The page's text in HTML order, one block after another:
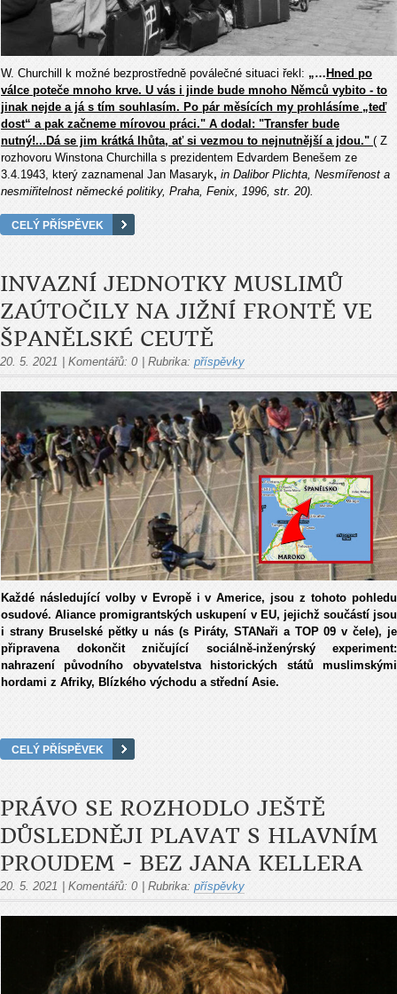
W. Churchill k možné bezprostředně poválečné situaci řekl: „… Hned po
válce poteče mnoho krve. U vás i jinde bude mnoho Němců vybito - to
jinak nejde a já s tím souhlasím. Po pár měsících my prohlásíme „teď
dost“ a pak začneme mírovou práci." A dodal: "Transfer bude
nutný!...Dá se jim krátká lhůta, ať si vezmou to nejnutnější a jdou." ( Z
rozhovoru Winstona Churchilla s prezidentem Edvardem Benešem ze
3.4.1943, který zaznamenal Jan Masaryk, in Dalibor Plichta, Nesmířenost a
nesmiřitelnost německé politiky, Praha, Fenix, 1996, str. 20).
CELÝ PŘÍSPĚVEK
INVAZNÍ JEDNOTKY MUSLIMŮ
ZAÚTOČILY NA JIŽNÍ FRONTĚ VE
ŠPANĚLSKÉ CEUTĚ
20. 5. 2021 Komentářů: 0 Rubrika: příspěvky
Každé následující volby v Evropě i v Americe, jsou z tohoto pohledu
osudové. Aliance promigrantských uskupení v EU, jejichž součástí jsou
i strany Bruselské pětky u nás (s Piráty, STANaři a TOP 09 v čele), je
připravena dokončit zničující sociálně-inženýrský experiment:
nahrazení původního obyvatelstva historických států muslimskými
hordami z Afriky, Blízkého východu a střední Asie.
CELÝ PŘÍSPĚVEK
PRÁVO SE ROZHODLO JEŠTĚ
DŮSLEDNĚJI PLAVAT S HLAVNÍM
PROUDEM - BEZ JANA KELLERA
20. 5. 2021 Komentářů: 0 Rubrika: příspěvky